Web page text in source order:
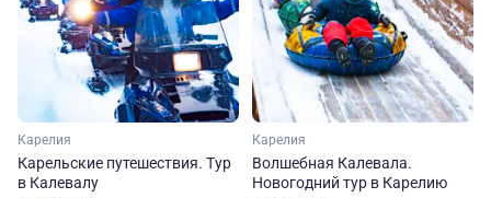
Карелия
Карельские путешествия. Тур
в Калевалу
Карелия
Волшебная Калевала.
Новогодний тур в Карелию